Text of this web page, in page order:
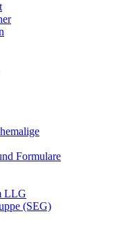
Formulare
LLG
(SEG)